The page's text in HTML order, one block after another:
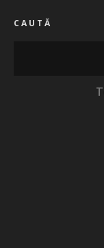
CAUTĂ